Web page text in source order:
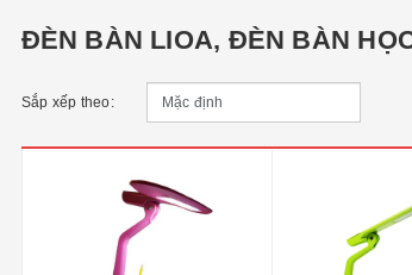
ĐÈN BÀN LIOA, ĐÈN BÀN
Sắp xếp theo: